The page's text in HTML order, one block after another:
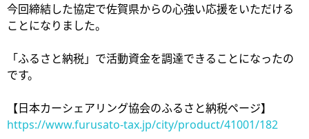
今回締結した協定で佐賀県からの心強い応援をいただける
ことになりました。
「ふるさと納税」で活動資金を調達できることになったの
です。
【日本カーシェアリング協会のふるさと納税ページ】
https://www.furusato-tax.jp/city/product/41001/182